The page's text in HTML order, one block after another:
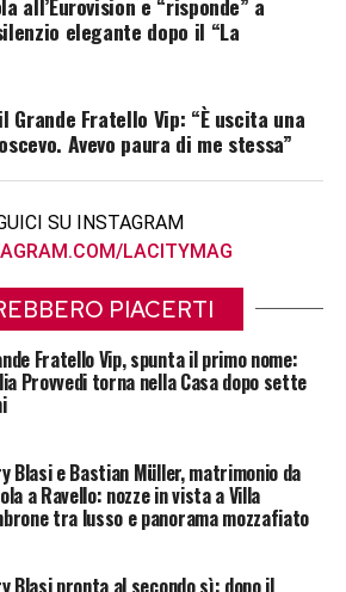
elegante dopo il “La
Grande Fratello Vip: “È uscita una
Avevo paura di me stessa”
SU INSTAGRAM
LACITYMAG
PIACERTI
Fratello Vip, spunta il primo nome:
Provvedi torna nella Casa dopo sette
Blasi e Bastian Müller, matrimonio da
a Ravello: nozze in vista a Villa
tra lusso e panorama mozzafiato